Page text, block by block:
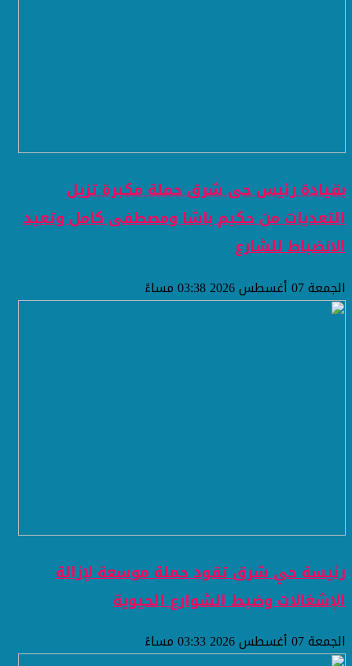
بقيادة رئيس حى شرق حملة مكبرة تزيل
التعديات من حكيم باشا ومصطفى كامل وتعيد
الانضباط للشارع
الجمعة 07 أغسطس 2026 03:38 مساءً
رئيسة حي شرق تقود حملة موسعة لإزالة
الإشغالات وضبط الشوارع الحيوية
الجمعة 07 أغسطس 2026 03:33 مساءً